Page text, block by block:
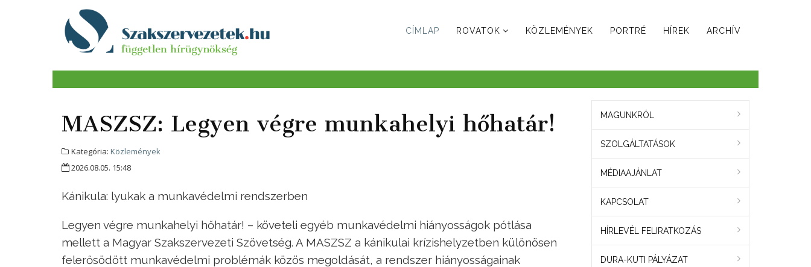
CÍMLAP ROVATOK KÖZLEMÉNYEK PORTRÉ HÍREK ARCHÍV
MASZSZ: Legyen végre munkahelyi hőhatár!
Kategória: Közlemények
2026.08.05. 15:48
Kánikula: lyukak a munkavédelmi rendszerben
Legyen végre munkahelyi hőhatár! – követeli egyéb munkavédelmi hiányosságok pótlása
mellett a Magyar Szakszervezeti Szövetség. A MASZSZ a kánikulai krízishelyzetben különösen
felerősödött munkavédelmi problémák közös megoldását, a rendszer hiányosságainak
MAGUNKRÓL
SZOLGÁLTATÁSOK
MÉDIAAJÁNLAT
KAPCSOLAT
HÍRLEVÉL FELIRATKOZÁS
DURA-KUTI PÁLYÁZAT